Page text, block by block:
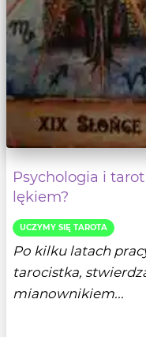
Psychologia i
lękiem?
UCZYMY SIĘ TAROTA
Po kilku latach
tarocistka,
mianownikiem...